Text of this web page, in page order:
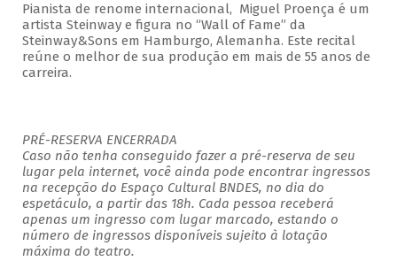
Pianista de renome internacional, Miguel Proença é um
artista Steinway e figura no “Wall of Fame” da
Steinway&Sons em Hamburgo, Alemanha. Este recital
reúne o melhor de sua produção em mais de 55 anos de
carreira.
PRÉ-RESERVA ENCERRADA
Caso não tenha conseguido fazer a pré-reserva de seu
lugar pela internet, você ainda pode encontrar ingressos
na recepção do Espaço Cultural BNDES, no dia do
espetáculo, a partir das 18h. Cada pessoa receberá
apenas um ingresso com lugar marcado, estando o
número de ingressos disponíveis sujeito à lotação
máxima do teatro.